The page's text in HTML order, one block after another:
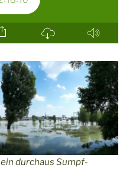
durchaus Sumpf-